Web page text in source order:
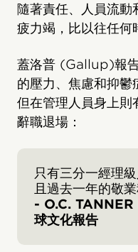
隨著責任、人員流
疲力竭，比以往任何
蓋洛普 (Gallup)報
的壓力、焦慮和抑鬱
但在管理人員身上則
辭職退場：
只有三分一經理
且過去一年的敬
- O.C.
球文化報告